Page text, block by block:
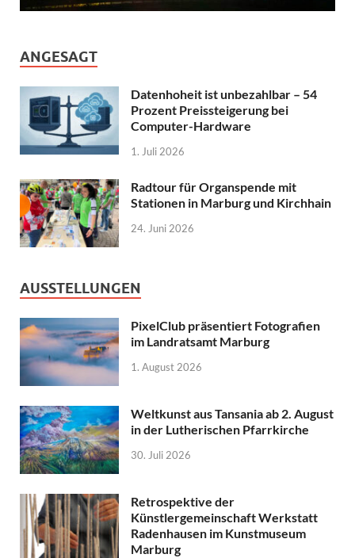
ANGESAGT
Datenhoheit ist unbezahlbar – 54
Prozent Preissteigerung bei
Computer-Hardware
1. Juli 2026
Radtour für Organspende mit
Stationen in Marburg und Kirchhain
24. Juni 2026
AUSSTELLUNGEN
PixelClub präsentiert Fotografien
im Landratsamt Marburg
1. August 2026
Weltkunst aus Tansania ab 2. August
in der Lutherischen Pfarrkirche
30. Juli 2026
Retrospektive der
Künstlergemeinschaft Werkstatt
Radenhausen im Kunstmuseum
Marburg